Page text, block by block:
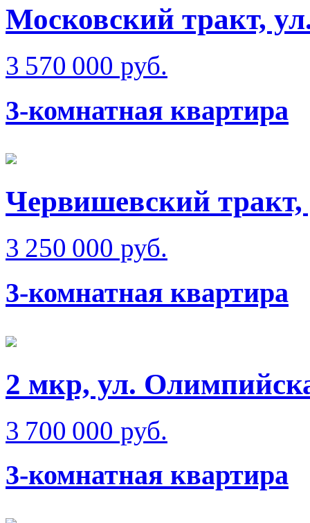
Московский тракт,
3 570 000 руб.
3-комнатная квартира
Червишевский
3 250 000 руб.
3-комнатная квартира
2 мкр, ул.
3 700 000 руб.
3-комнатная квартира